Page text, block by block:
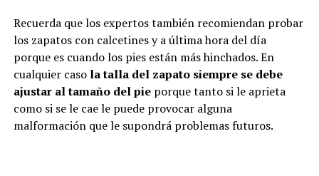
Recuerda que los expertos también recomiendan probar
los zapatos con calcetines y a última hora del día
porque es cuando los pies están más hinchados. En
cualquier caso la talla del zapato siempre se debe
ajustar al tamaño del pieporque tanto si le aprieta
como si se le cae le puede provocar alguna
malformación que le supondrá problemas futuros.